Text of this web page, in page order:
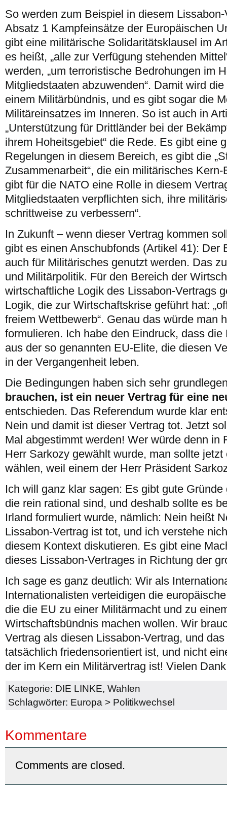
So werden zum Beispiel in diesem
Absatz 1 Kampfeinsätze der Europäischen
gibt eine militärische Solidaritätsklausel im
es heißt, „alle zur Verfügung stehenden
werden, „um terroristische Bedrohungen im
Mitgliedstaaten abzuwenden“. Damit wird
einem Militärbündnis, und es gibt sogar die
Militäreinsatzes im Inneren. So ist auch in
„Unterstützung für Drittländer bei der
ihrem Hoheitsgebiet“ die Rede. Es gibt eine
Regelungen in diesem Bereich, es gibt die
Zusammenarbeit“, die ein militärisches
gibt für die NATO eine Rolle in diesem
Mitgliedstaaten verpflichten sich, ihre
schrittweise zu verbessern“.
In Zukunft – wenn dieser Vertrag kommen
gibt es einen Anschubfonds (Artikel 41): Der
auch für Militärisches genutzt werden. Das
und Militärpolitik. Für den Bereich der
wirtschaftliche Logik des Lissabon-Vertrags
Logik, die zur Wirtschaftskrise geführt hat:
freiem Wettbewerb“. Genau das würde man
formulieren. Ich habe den Eindruck, dass
aus der so genannten EU-Elite, die diesen
in der Vergangenheit leben.
Die Bedingungen haben sich sehr
brauchen, ist ein neuer Vertrag für eine
entschieden. Das Referendum wurde klar
Nein und damit ist dieser Vertrag tot. Jetzt
Mal abgestimmt werden! Wer würde denn in
Herr Sarkozy gewählt wurde, man sollte
wählen, weil einem der Herr Präsident
Ich will ganz klar sagen: Es gibt gute
die rein rational sind, und deshalb sollte es
Irland formuliert wurde, nämlich: Nein heißt
Lissabon-Vertrag ist tot, und ich verstehe
diesem Kontext diskutieren. Es gibt eine
dieses Lissabon-Vertrages in Richtung der
Ich sage es ganz deutlich: Wir als
Internationalisten verteidigen die
die die EU zu einer Militärmacht und zu
Wirtschaftsbündnis machen wollen. Wir
Vertrag als diesen Lissabon-Vertrag, und
tatsächlich friedensorientiert ist, und nicht
der im Kern ein Militärvertrag ist! Vielen
Kategorie: DIE LINKE, Wahlen
Schlagwörter: Europa > Politikwechsel
Kommentare
Comments are closed.